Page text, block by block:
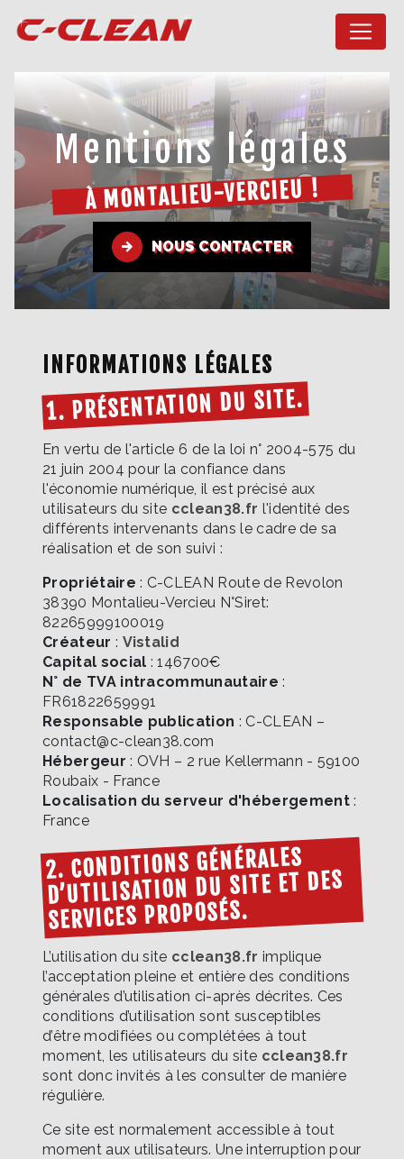
Mentions légales
À MONTALIEU-VERCIEU !
NOUS CONTACTER
INFORMATIONS LÉGALES
1. PRÉSENTATION DU SITE.
En vertu de l'article 6 de la loi n° 2004-575 du
21 juin 2004 pour la confiance dans
l'économie numérique, il est précisé aux
utilisateurs du site cclean38.fr l'identité des
différents intervenants dans le cadre de sa
réalisation et de son suivi :
Propriétaire : C-CLEAN Route de Revolon
38390 Montalieu-Vercieu N°Siret:
82265999100019
Créateur : Vistalid
Capital social : 146700€
N° de TVA intracommunautaire :
FR61822659991
Responsable publication : C-CLEAN –
contact@c-clean38.com
Hébergeur : OVH – 2 rue Kellermann - 59100
Roubaix - France
Localisation du serveur d'hébergement:
France
2. CONDITIONS GÉNÉRALES
D’UTILISATION DU SITE ET DES
SERVICES PROPOSÉS.
L’utilisation du site cclean38.fr implique
l’acceptation pleine et entière des conditions
générales d’utilisation ci-après décrites. Ces
conditions d’utilisation sont susceptibles
d’être modifiées ou complétées à tout
moment, les utilisateurs du site cclean38.fr
sont donc invités à les consulter de manière
régulière.
Ce site est normalement accessible à tout
moment aux utilisateurs. Une interruption pour